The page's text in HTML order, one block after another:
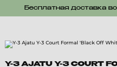
Бесплатная доставка
Y-3 AJATU Y-3 COURT